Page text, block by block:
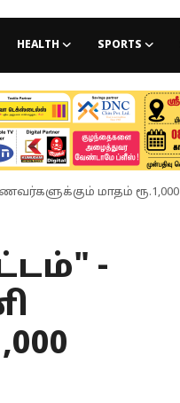
HEALTH SPORTS
மாதம் ரூ.1,000
-